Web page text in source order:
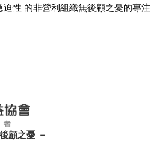
性 的非營利組織無後顧之憂的專注
顧之憂 －